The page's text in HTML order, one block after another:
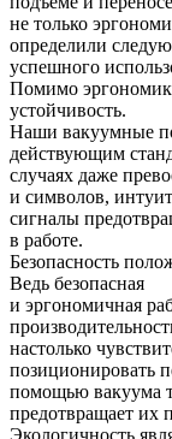
не только
определили
успешного
Помимо
устойчивость.
Наши вакуумные
действующим
случаях даже
и символов,
сигналы
в работе.
Безопасность
Ведь безопасная
и эргономичная
настолько
позиционировать
помощью вакуума
предотвращает их